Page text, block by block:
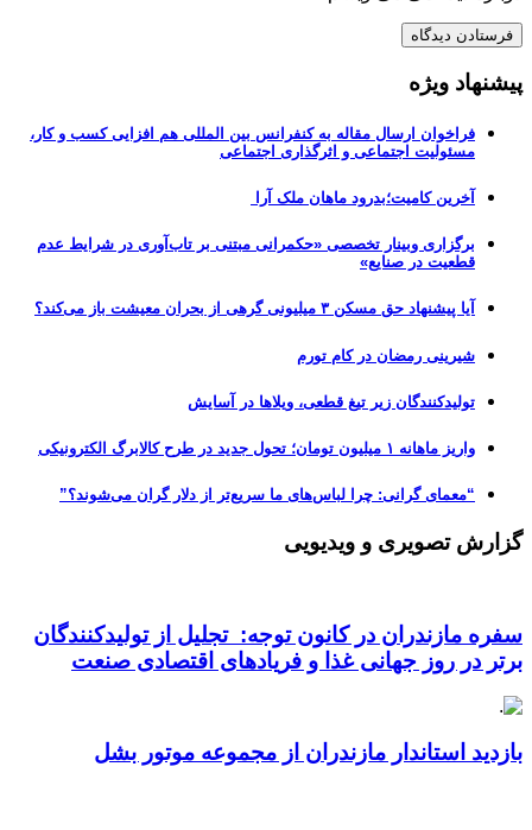
پیشنهاد ویژه
فراخوان ارسال مقاله به کنفرانس بین المللی هم افزایی کسب و کار،
مسئولیت اجتماعی و اثرگذاری اجتماعی
آخرین کامیت؛بدرود ماهان ملک آرا
برگزاری وبینار تخصصی «حکمرانی مبتنی بر تاب‌آوری در شرایط عدم
قطعیت در صنایع»
آیا پیشنهاد حق مسکن ۳ میلیونی گرهی از بحران معیشت باز می‌کند؟
شیرینی رمضان در کام تورم
تولیدکنندگان زیر تیغ قطعی، ویلاها در آسایش
واریز ماهانه ۱ میلیون تومان؛ تحول جدید در طرح کالابرگ الکترونیکی
“معمای گرانی: چرا لباس‌های ما سریع‌تر از دلار گران می‌شوند؟”
گزارش تصویری و ویدیویی
سفره مازندران در کانون توجه: تجلیل از تولیدکنندگان
برتر در روز جهانی غذا و فریادهای اقتصادی صنعت
بازدید استاندار مازندران از مجموعه موتور بشل